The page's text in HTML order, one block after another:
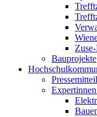
Bauprojekte